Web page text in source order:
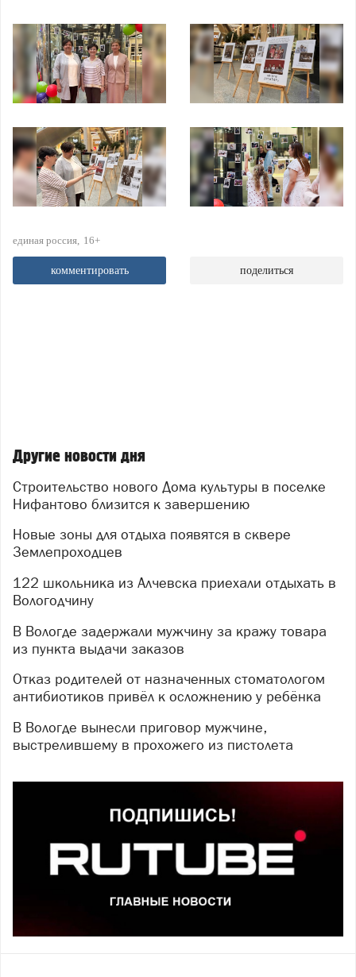
единая россия 16+
комментировать поделиться
Другие новости дня
Строительство нового Дома культуры в поселке
Нифантово близится к завершению
Новые зоны для отдыха появятся в сквере
Землепроходцев
122 школьника из Алчевска приехали отдыхать в
Вологодчину
В Вологде задержали мужчину за кражу товара
из пункта выдачи заказов
Отказ родителей от назначенных стоматологом
антибиотиков привёл к осложнению у ребёнка
В Вологде вынесли приговор мужчине,
выстрелившему в прохожего из пистолета